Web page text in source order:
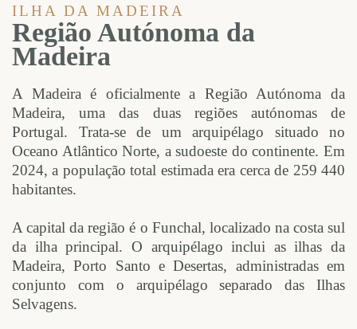
ILHA DA MADEIRA
Região Autónoma da
Madeira
A Madeira é oficialmente a Região Autónoma da
Madeira, uma das duas regiões autónomas de
Portugal. Trata-se de um arquipélago situado no
Oceano Atlântico Norte, a sudoeste do continente. Em
2024, a população total estimada era cerca de 259 440
habitantes.
A capital da região é o Funchal, localizado na costa sul
da ilha principal. O arquipélago inclui as ilhas da
Madeira, Porto Santo e Desertas, administradas em
conjunto com o arquipélago separado das Ilhas
Selvagens.